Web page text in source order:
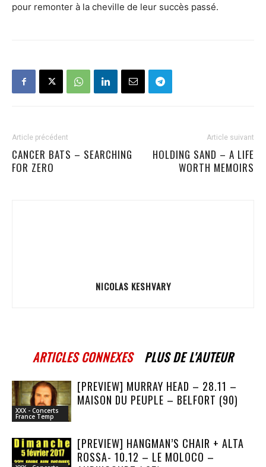
pour remonter à la cheville de leur succès passé.
Article précédent
CANCER BATS – SEARCHING
FOR ZERO
Article suivant
HOLDING SAND – A LIFE
WORTH MEMOIRS
NICOLAS KESHVARY
ARTICLES CONNEXES PLUS DE L'AUTEUR
XXX - Concerts
France Temp
[PREVIEW] MURRAY HEAD – 28.11 –
MAISON DU PEUPLE – BELFORT (90)
[PREVIEW] HANGMAN’S CHAIR + ALTA
ROSSA- 10.12 – LE MOLOCO –